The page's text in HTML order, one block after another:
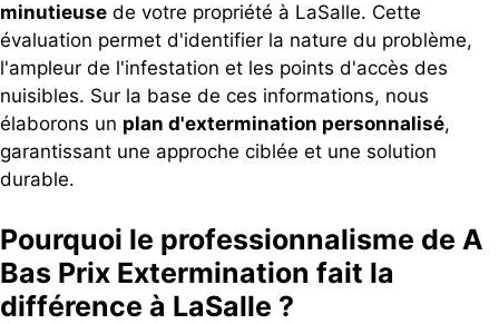
minutieuse de votre propriété à LaSalle. Cette
évaluation permet d'identifier la nature du problème,
l'ampleur de l'infestation et les points d'accès des
nuisibles. Sur la base de ces informations, nous
élaborons un plan d'extermination personnalisé,
garantissant une approche ciblée et une solution
durable.
Pourquoi le professionnalisme de A
Bas Prix Extermination fait la
différence à LaSalle ?